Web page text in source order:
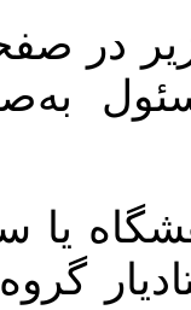
در
یا
گروه